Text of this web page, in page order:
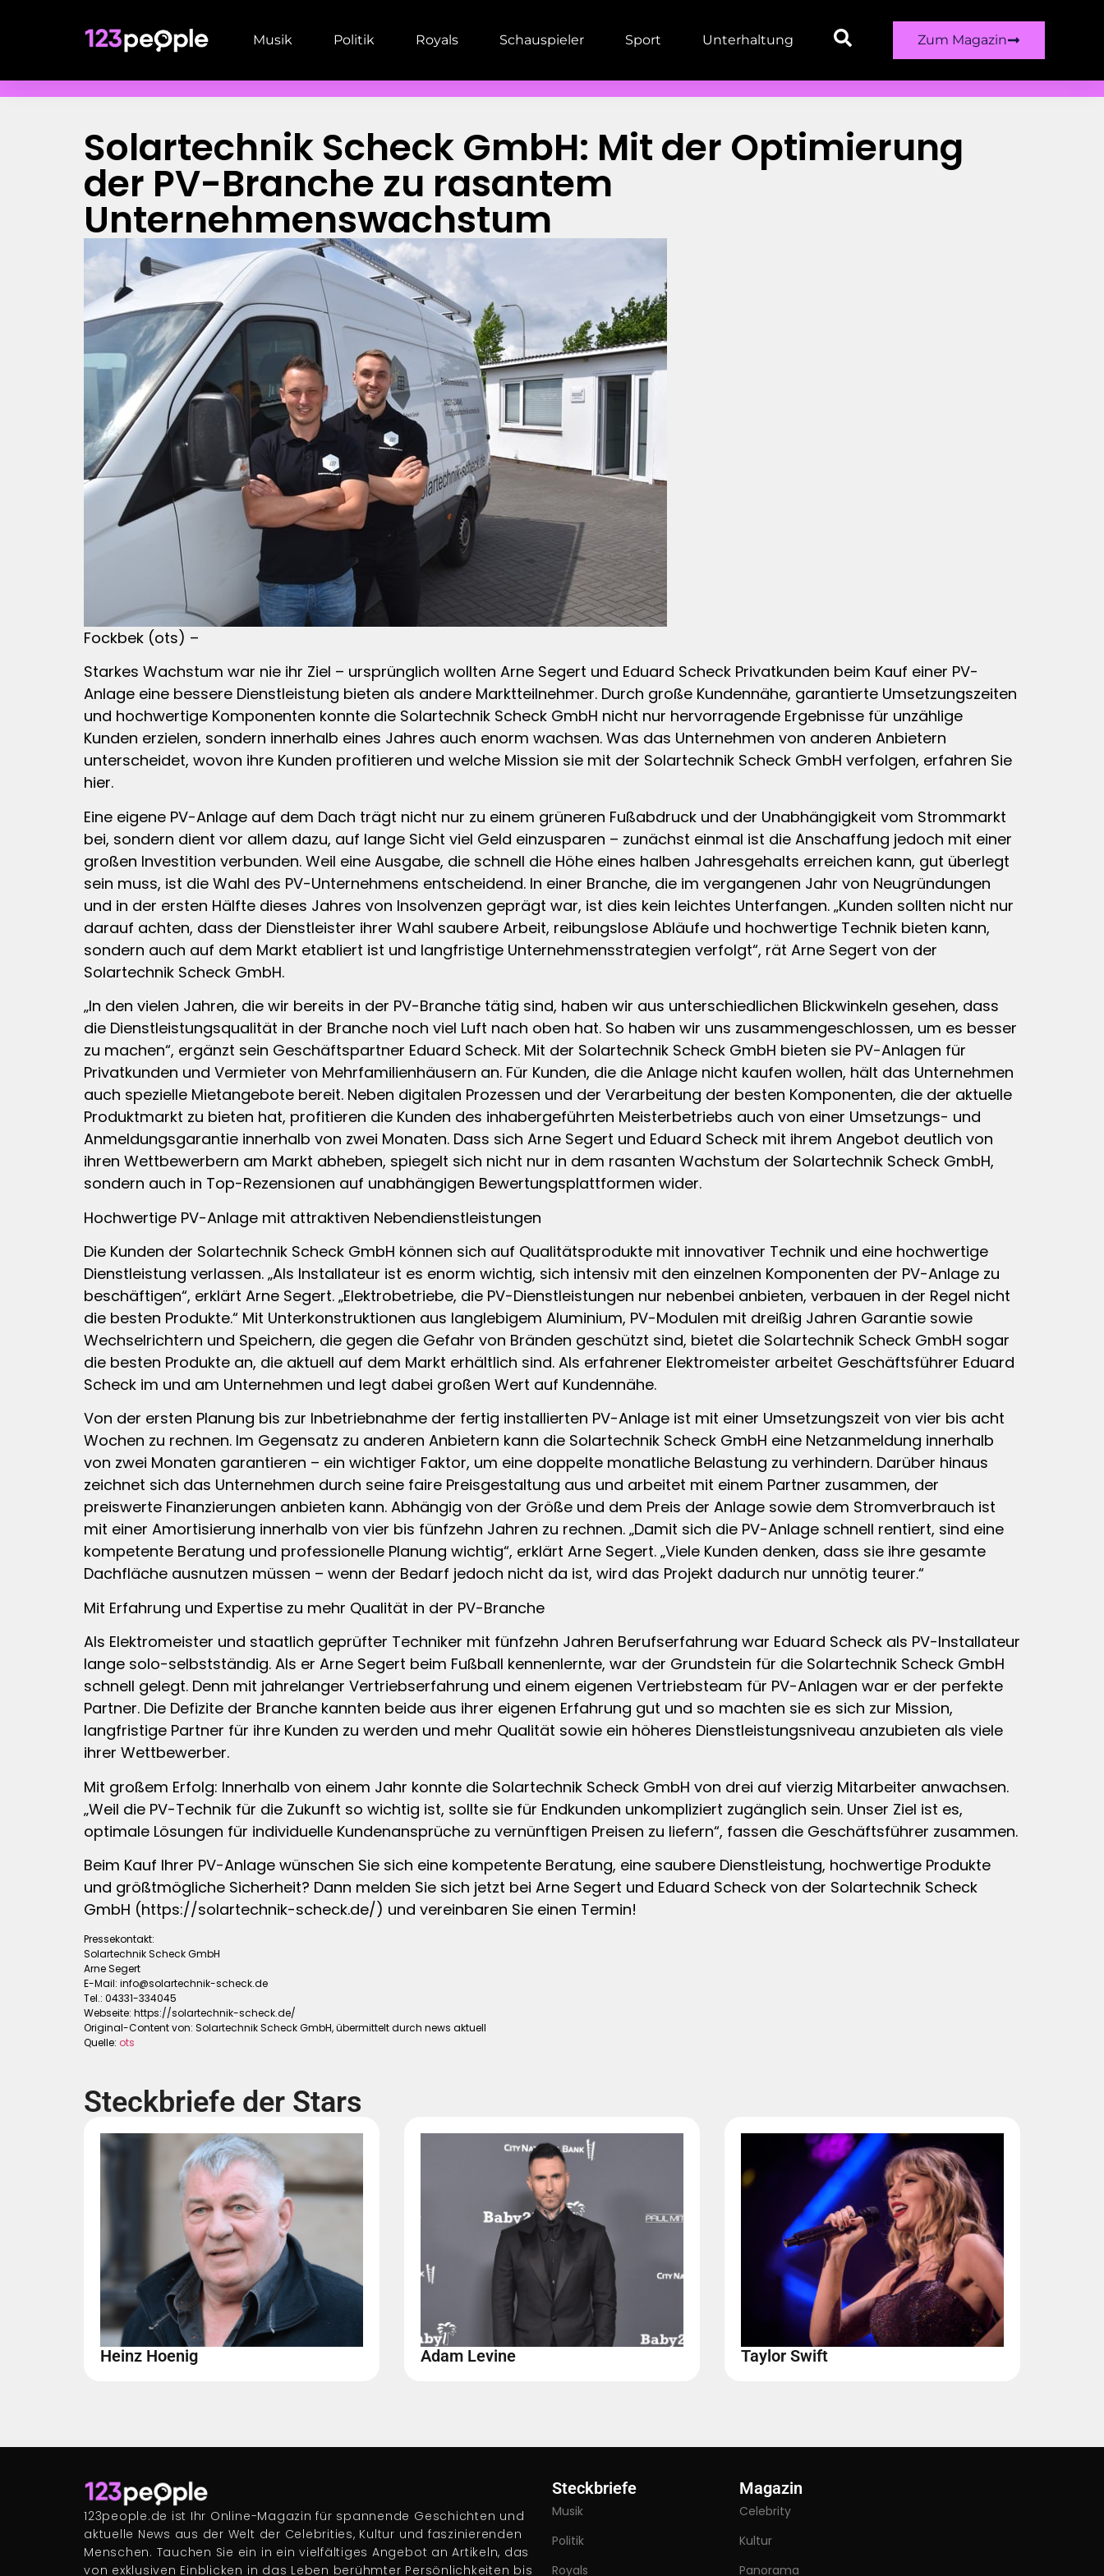
Musik Politik Royals Schauspieler Sport Unterhaltung Zum Magazin
Solartechnik Scheck GmbH: Mit der Optimierung
der PV-Branche zu rasantem
Unternehmenswachstum
Fockbek (ots) –
Starkes Wachstum war nie ihr Ziel – ursprünglich wollten Arne Segert und Eduard Scheck Privatkunden beim Kauf einer PV-
Anlage eine bessere Dienstleistung bieten als andere Marktteilnehmer. Durch große Kundennähe, garantierte Umsetzungszeiten
und hochwertige Komponenten konnte die Solartechnik Scheck GmbH nicht nur hervorragende Ergebnisse für unzählige
Kunden erzielen, sondern innerhalb eines Jahres auch enorm wachsen. Was das Unternehmen von anderen Anbietern
unterscheidet, wovon ihre Kunden profitieren und welche Mission sie mit der Solartechnik Scheck GmbH verfolgen, erfahren Sie
hier.
Eine eigene PV-Anlage auf dem Dach trägt nicht nur zu einem grüneren Fußabdruck und der Unabhängigkeit vom Strommarkt
bei, sondern dient vor allem dazu, auf lange Sicht viel Geld einzusparen – zunächst einmal ist die Anschaffung jedoch mit einer
großen Investition verbunden. Weil eine Ausgabe, die schnell die Höhe eines halben Jahresgehalts erreichen kann, gut überlegt
sein muss, ist die Wahl des PV-Unternehmens entscheidend. In einer Branche, die im vergangenen Jahr von Neugründungen
und in der ersten Hälfte dieses Jahres von Insolvenzen geprägt war, ist dies kein leichtes Unterfangen. „Kunden sollten nicht nur
darauf achten, dass der Dienstleister ihrer Wahl saubere Arbeit, reibungslose Abläufe und hochwertige Technik bieten kann,
sondern auch auf dem Markt etabliert ist und langfristige Unternehmensstrategien verfolgt“, rät Arne Segert von der
Solartechnik Scheck GmbH.
„In den vielen Jahren, die wir bereits in der PV-Branche tätig sind, haben wir aus unterschiedlichen Blickwinkeln gesehen, dass
die Dienstleistungsqualität in der Branche noch viel Luft nach oben hat. So haben wir uns zusammengeschlossen, um es besser
zu machen“, ergänzt sein Geschäftspartner Eduard Scheck. Mit der Solartechnik Scheck GmbH bieten sie PV-Anlagen für
Privatkunden und Vermieter von Mehrfamilienhäusern an. Für Kunden, die die Anlage nicht kaufen wollen, hält das Unternehmen
auch spezielle Mietangebote bereit. Neben digitalen Prozessen und der Verarbeitung der besten Komponenten, die der aktuelle
Produktmarkt zu bieten hat, profitieren die Kunden des inhabergeführten Meisterbetriebs auch von einer Umsetzungs- und
Anmeldungsgarantie innerhalb von zwei Monaten. Dass sich Arne Segert und Eduard Scheck mit ihrem Angebot deutlich von
ihren Wettbewerbern am Markt abheben, spiegelt sich nicht nur in dem rasanten Wachstum der Solartechnik Scheck GmbH,
sondern auch in Top-Rezensionen auf unabhängigen Bewertungsplattformen wider.
Hochwertige PV-Anlage mit attraktiven Nebendienstleistungen
Die Kunden der Solartechnik Scheck GmbH können sich auf Qualitätsprodukte mit innovativer Technik und eine hochwertige
Dienstleistung verlassen. „Als Installateur ist es enorm wichtig, sich intensiv mit den einzelnen Komponenten der PV-Anlage zu
beschäftigen“, erklärt Arne Segert. „Elektrobetriebe, die PV-Dienstleistungen nur nebenbei anbieten, verbauen in der Regel nicht
die besten Produkte.“ Mit Unterkonstruktionen aus langlebigem Aluminium, PV-Modulen mit dreißig Jahren Garantie sowie
Wechselrichtern und Speichern, die gegen die Gefahr von Bränden geschützt sind, bietet die Solartechnik Scheck GmbH sogar
die besten Produkte an, die aktuell auf dem Markt erhältlich sind. Als erfahrener Elektromeister arbeitet Geschäftsführer Eduard
Scheck im und am Unternehmen und legt dabei großen Wert auf Kundennähe.
Von der ersten Planung bis zur Inbetriebnahme der fertig installierten PV-Anlage ist mit einer Umsetzungszeit von vier bis acht
Wochen zu rechnen. Im Gegensatz zu anderen Anbietern kann die Solartechnik Scheck GmbH eine Netzanmeldung innerhalb
von zwei Monaten garantieren – ein wichtiger Faktor, um eine doppelte monatliche Belastung zu verhindern. Darüber hinaus
zeichnet sich das Unternehmen durch seine faire Preisgestaltung aus und arbeitet mit einem Partner zusammen, der
preiswerte Finanzierungen anbieten kann. Abhängig von der Größe und dem Preis der Anlage sowie dem Stromverbrauch ist
mit einer Amortisierung innerhalb von vier bis fünfzehn Jahren zu rechnen. „Damit sich die PV-Anlage schnell rentiert, sind eine
kompetente Beratung und professionelle Planung wichtig“, erklärt Arne Segert. „Viele Kunden denken, dass sie ihre gesamte
Dachfläche ausnutzen müssen – wenn der Bedarf jedoch nicht da ist, wird das Projekt dadurch nur unnötig teurer.“
Mit Erfahrung und Expertise zu mehr Qualität in der PV-Branche
Als Elektromeister und staatlich geprüfter Techniker mit fünfzehn Jahren Berufserfahrung war Eduard Scheck als PV-Installateur
lange solo-selbstständig. Als er Arne Segert beim Fußball kennenlernte, war der Grundstein für die Solartechnik Scheck GmbH
schnell gelegt. Denn mit jahrelanger Vertriebserfahrung und einem eigenen Vertriebsteam für PV-Anlagen war er der perfekte
Partner. Die Defizite der Branche kannten beide aus ihrer eigenen Erfahrung gut und so machten sie es sich zur Mission,
langfristige Partner für ihre Kunden zu werden und mehr Qualität sowie ein höheres Dienstleistungsniveau anzubieten als viele
ihrer Wettbewerber.
Mit großem Erfolg: Innerhalb von einem Jahr konnte die Solartechnik Scheck GmbH von drei auf vierzig Mitarbeiter anwachsen.
„Weil die PV-Technik für die Zukunft so wichtig ist, sollte sie für Endkunden unkompliziert zugänglich sein. Unser Ziel ist es,
optimale Lösungen für individuelle Kundenansprüche zu vernünftigen Preisen zu liefern“, fassen die Geschäftsführer zusammen.
Beim Kauf Ihrer PV-Anlage wünschen Sie sich eine kompetente Beratung, eine saubere Dienstleistung, hochwertige Produkte
und größtmögliche Sicherheit? Dann melden Sie sich jetzt bei Arne Segert und Eduard Scheck von der Solartechnik Scheck
GmbH (https://solartechnik-scheck.de/) und vereinbaren Sie einen Termin!
Pressekontakt:
Solartechnik Scheck GmbH
Arne Segert
E-Mail: info@solartechnik-scheck.de
Tel.: 04331-334045
Webseite: https://solartechnik-scheck.de/
Original-Content von: Solartechnik Scheck GmbH, übermittelt durch news aktuell
Quelle: ots
Steckbriefe der Stars
Heinz Hoenig Adam Levine Taylor Swift
123people.de ist Ihr Online-Magazin für spannende Geschichten und
aktuelle News aus der Welt der Celebrities, Kultur und faszinierenden
Menschen. Tauchen Sie ein in ein vielfältiges Angebot an Artikeln, das
von exklusiven Einblicken in das Leben berühmter Persönlichkeiten bis
Steckbriefe
Musik
Politik
Royals
Magazin
Celebrity
Kultur
Panorama